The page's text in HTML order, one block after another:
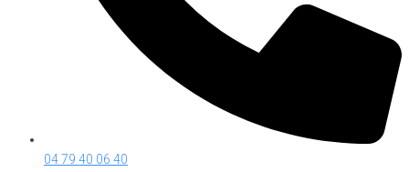
04 79 40 06 40